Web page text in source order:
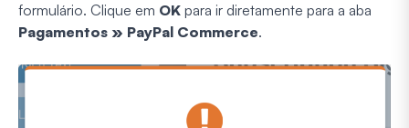
formulário. Clique em OK para ir diretamente para a aba
Pagamentos » PayPal Commerce.